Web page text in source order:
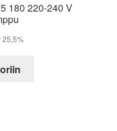
180 220-240 V
25,5%